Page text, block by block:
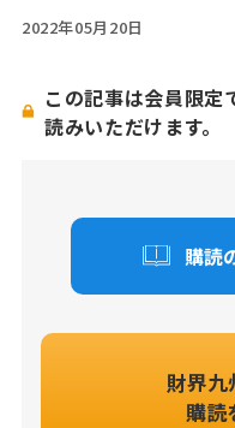
2022年05月20日
この記事は会員限定
読みいただけます。
購読
財界
購読